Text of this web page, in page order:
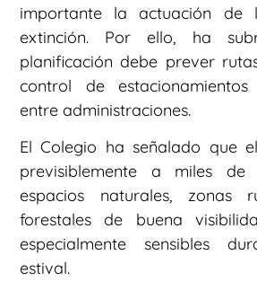
importante la actuación de
extinción. Por ello, ha
planificación debe prever
control de
entre administraciones.
El Colegio ha señalado que
previsiblemente a miles de
espacios naturales, zonas
forestales de buena
especialmente sensibles
estival.